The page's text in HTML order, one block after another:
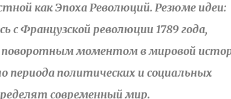
как Эпоха Революций. Резюме идеи:
с Французской революции 1789 года,
моментом в мировой
периода политических и социальных
современный мир.